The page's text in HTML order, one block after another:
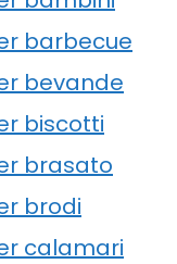
barbecue
bevande
biscotti
brasato
brodi
calamari